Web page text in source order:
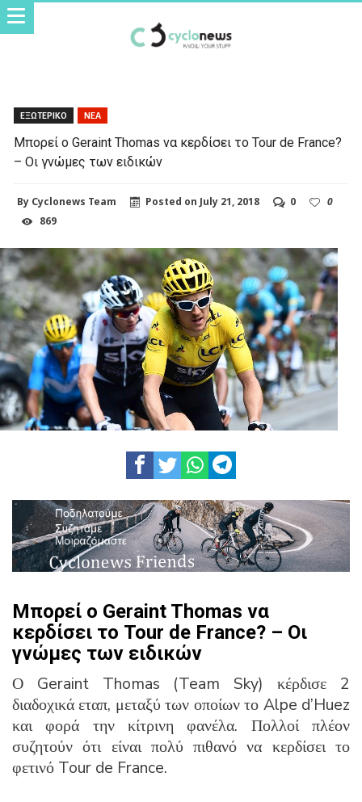
ΕΞΩΤΕΡΙΚΟ ΝΕΑ
Μπορεί ο Geraint Thomas να κερδίσει το Tour de France?
– Οι γνώμες των ειδικών
By Cyclonews Team Posted on July 21, 2018 0
0
869
Μπορεί ο Geraint Thomas να
κερδίσει το Tour de France? – Οι
γνώμες των ειδικών
Ο Geraint Thomas (Team Sky) κέρδισε 2
διαδοχικά εταπ, μεταξύ των οποίων το Alpe d’Huez
και φορά την κίτρινη φανέλα. Πολλοί πλέον
συζητούν ότι είναι πολύ πιθανό να κερδίσει το
φετινό Tour de France.